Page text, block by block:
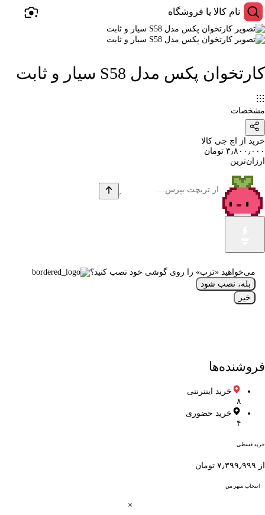
کارتخوان پکس مدل S58 سیار و ثابت
مشخصات
خرید از اچ جی کالا
۳٫۸۰۰٫۰۰۰ تومان
ارزان‌ترین
می‌خواهید «ترب» را روی گوشی خود نصب کنید؟
بله، نصب شود
خیر
فروشنده‌ها
خرید اینترنتی
۸
خرید حضوری
۴
خرید قسطی
از ۷٫۳۹۹٫۹۹۹ تومان
انتخاب شهر من